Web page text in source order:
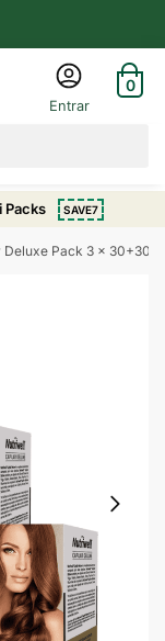
0
Packs SAVE7
Pack 3 x 30+30